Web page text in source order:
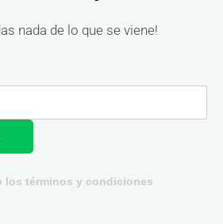
nada de lo que se viene!
los términos y condiciones